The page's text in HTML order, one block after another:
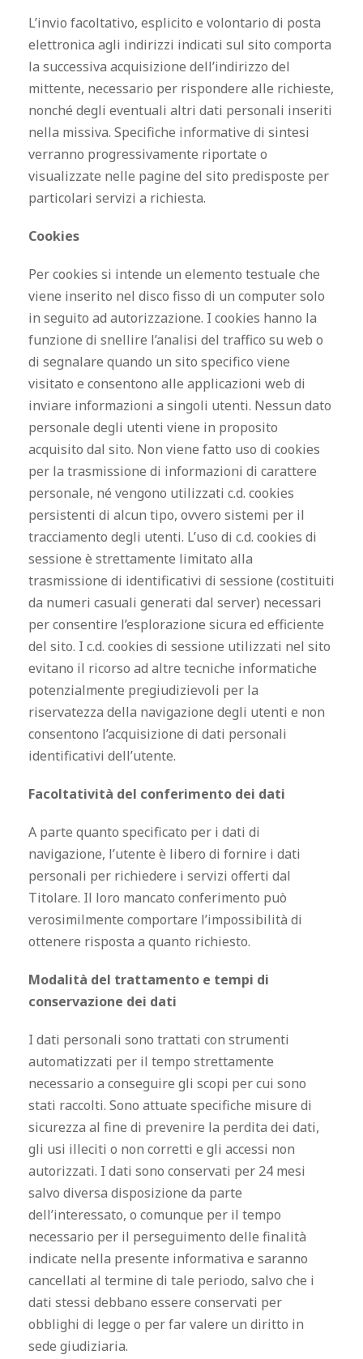
L’invio facoltativo, esplicito e volontario di posta
elettronica agli indirizzi indicati sul sito comporta
la successiva acquisizione dell’indirizzo del
mittente, necessario per rispondere alle richieste,
nonché degli eventuali altri dati personali inseriti
nella missiva. Specifiche informative di sintesi
verranno progressivamente riportate o
visualizzate nelle pagine del sito predisposte per
particolari servizi a richiesta.
Cookies
Per cookies si intende un elemento testuale che
viene inserito nel disco fisso di un computer solo
in seguito ad autorizzazione. I cookies hanno la
funzione di snellire l’analisi del traffico su web o
di segnalare quando un sito specifico viene
visitato e consentono alle applicazioni web di
inviare informazioni a singoli utenti. Nessun dato
personale degli utenti viene in proposito
acquisito dal sito. Non viene fatto uso di cookies
per la trasmissione di informazioni di carattere
personale, né vengono utilizzati c.d. cookies
persistenti di alcun tipo, ovvero sistemi per il
tracciamento degli utenti. L’uso di c.d. cookies di
sessione è strettamente limitato alla
trasmissione di identificativi di sessione (costituiti
da numeri casuali generati dal server) necessari
per consentire l’esplorazione sicura ed efficiente
del sito. I c.d. cookies di sessione utilizzati nel sito
evitano il ricorso ad altre tecniche informatiche
potenzialmente pregiudizievoli per la
riservatezza della navigazione degli utenti e non
consentono l’acquisizione di dati personali
identificativi dell’utente.
Facoltatività del conferimento dei dati
A parte quanto specificato per i dati di
navigazione, l’utente è libero di fornire i dati
personali per richiedere i servizi offerti dal
Titolare. Il loro mancato conferimento può
verosimilmente comportare l’impossibilità di
ottenere risposta a quanto richiesto.
Modalità del trattamento e tempi di
conservazione dei dati
I dati personali sono trattati con strumenti
automatizzati per il tempo strettamente
necessario a conseguire gli scopi per cui sono
stati raccolti. Sono attuate specifiche misure di
sicurezza al fine di prevenire la perdita dei dati,
gli usi illeciti o non corretti e gli accessi non
autorizzati. I dati sono conservati per 24 mesi
salvo diversa disposizione da parte
dell’interessato, o comunque per il tempo
necessario per il perseguimento delle finalità
indicate nella presente informativa e saranno
cancellati al termine di tale periodo, salvo che i
dati stessi debbano essere conservati per
obblighi di legge o per far valere un diritto in
sede giudiziaria.